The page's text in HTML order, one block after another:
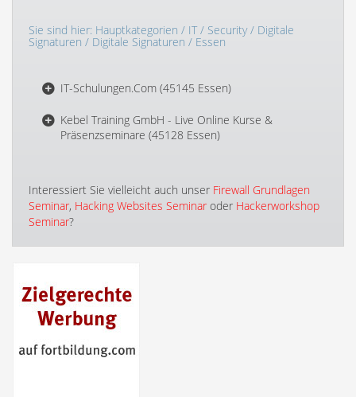
Sie sind hier: Hauptkategorien / IT/ Security/ Digitale
Signaturen / Digitale Signaturen / Essen
IT-Schulungen.Com (45145 Essen)
Kebel Training GmbH - Live Online Kurse &
Präsenzseminare (45128 Essen)
Interessiert Sie vielleicht auch unser Firewall Grundlagen
Seminar, Hacking Websites Seminar oder Hackerworkshop
Seminar?